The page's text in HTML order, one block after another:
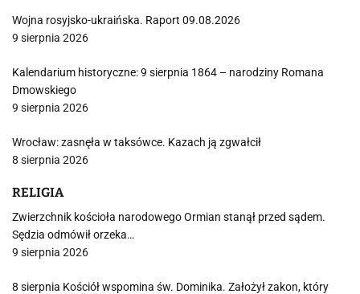
Wojna rosyjsko-ukraińska. Raport 09.08.2026
9 sierpnia 2026
Kalendarium historyczne: 9 sierpnia 1864 – narodziny Romana
Dmowskiego
9 sierpnia 2026
Wrocław: zasnęła w taksówce. Kazach ją zgwałcił
8 sierpnia 2026
RELIGIA
Zwierzchnik kościoła narodowego Ormian stanął przed sądem.
Sędzia odmówił orzeka…
9 sierpnia 2026
8 sierpnia Kościół wspomina św. Dominika. Założył zakon, który